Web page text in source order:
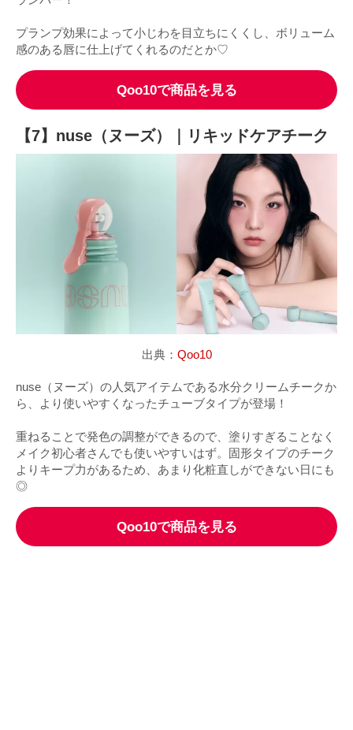
プランプ効果によって小じわを目立ちにくくし、ボリューム
感のある唇に仕上げてくれるのだとか♡
Qoo10で商品を見る
【7】nuse（ヌーズ）｜リキッドケアチーク
出典： Qoo10
nuse（ヌーズ）の人気アイテムである水分クリームチークか
ら、より使いやすくなったチューブタイプが登場！
重ねることで発色の調整ができるので、塗りすぎることなく
メイク初心者さんでも使いやすいはず。固形タイプのチーク
よりキープ力があるため、あまり化粧直しができない日にも
◎
Qoo10で商品を見る